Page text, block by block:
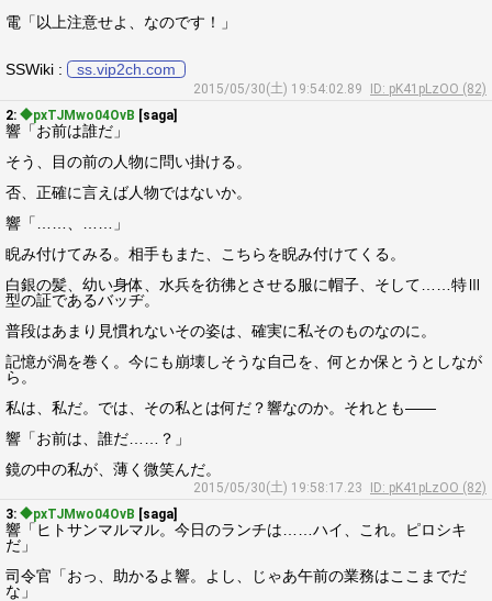
電「以上注意せよ、なのです！」
SSWiki : ss.vip2ch.com
2015/05/30(土) 19:54:02.89
ID: pK41pLzOO (82)
2: ◆pxTJMwo04OvB [saga]
響「お前は誰だ」
そう、目の前の人物に問い掛ける。
否、正確に言えば人物ではないか。
響「……、……」
睨み付けてみる。相手もまた、こちらを睨み付けてくる。
白銀の髪、幼い身体、水兵を彷彿とさせる服に帽子、そして……特Ⅲ
型の証であるバッヂ。
普段はあまり見慣れないその姿は、確実に私そのものなのに。
記憶が渦を巻く。今にも崩壊しそうな自己を、何とか保とうとしなが
ら。
私は、私だ。では、その私とは何だ？響なのか。それとも――
響「お前は、誰だ……？」
鏡の中の私が、薄く微笑んだ。
2015/05/30(土) 19:58:17.23
ID: pK41pLzOO (82)
3: ◆pxTJMwo04OvB [saga]
響「ヒトサンマルマル。今日のランチは……ハイ、これ。ピロシキ
だ」
司令官「おっ、助かるよ響。よし、じゃあ午前の業務はここまでだ
な」